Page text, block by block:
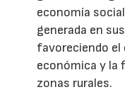
economía
generada en
favoreciendo el
económica y la
zonas rurales.